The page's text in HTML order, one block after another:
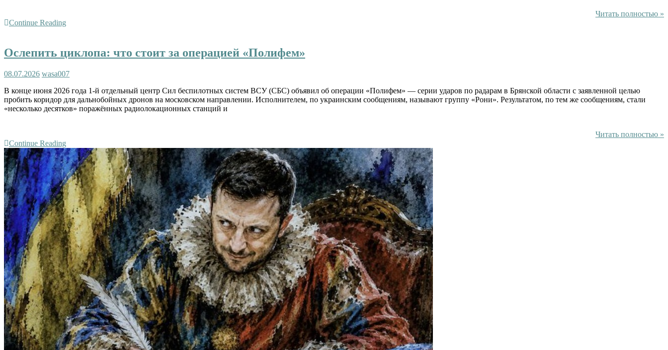
Читать полностью »
Continue Reading
Ослепить циклопа: что стоит за операцией «Полифем»
08.07.2026 wasa007
В конце июня 2026 года 1-й отдельный центр Сил беспилотных систем ВСУ (СБС) объявил об операции «Полифем» — серии ударов по радарам в Брянской области с заявленной целью
пробить коридор для дальнобойных дронов на московском направлении. Исполнителем, по украинским сообщениям, называют группу «Рони». Результатом, по тем же сообщениям, стали
«несколько десятков» поражённых радиолокационных станций и
Читать полностью »
Continue Reading